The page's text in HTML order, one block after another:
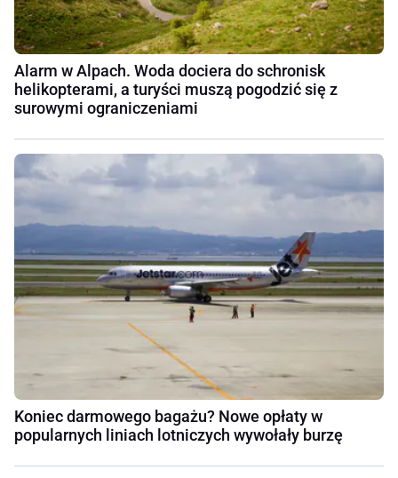
Alarm w Alpach. Woda dociera do schronisk
helikopterami, a turyści muszą pogodzić się z
surowymi ograniczeniami
Koniec darmowego bagażu? Nowe opłaty w
popularnych liniach lotniczych wywołały burzę